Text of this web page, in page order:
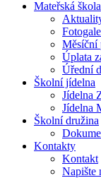
Mateřská škola
Měsíční
Úplata
Úřední
Školní jídelna
Jídelna
Jídelna
Školní družina
Kontakty
Kontakt
Napište